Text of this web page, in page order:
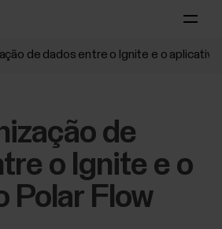
de dados entre o Ignite e o aplicativo
de
o Ignite e o
Polar Flow